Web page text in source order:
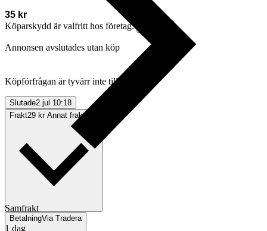
35 kr
Köparskydd är valfritt hos företag.
Annonsen avslutades utan köp
Köpförfrågan är tyvärr inte tillgänglig.
Slutade2 jul 10:18
Frakt29 kr Annat fraktsätt
BetalningVia Tradera
Samfrakt
1 dag